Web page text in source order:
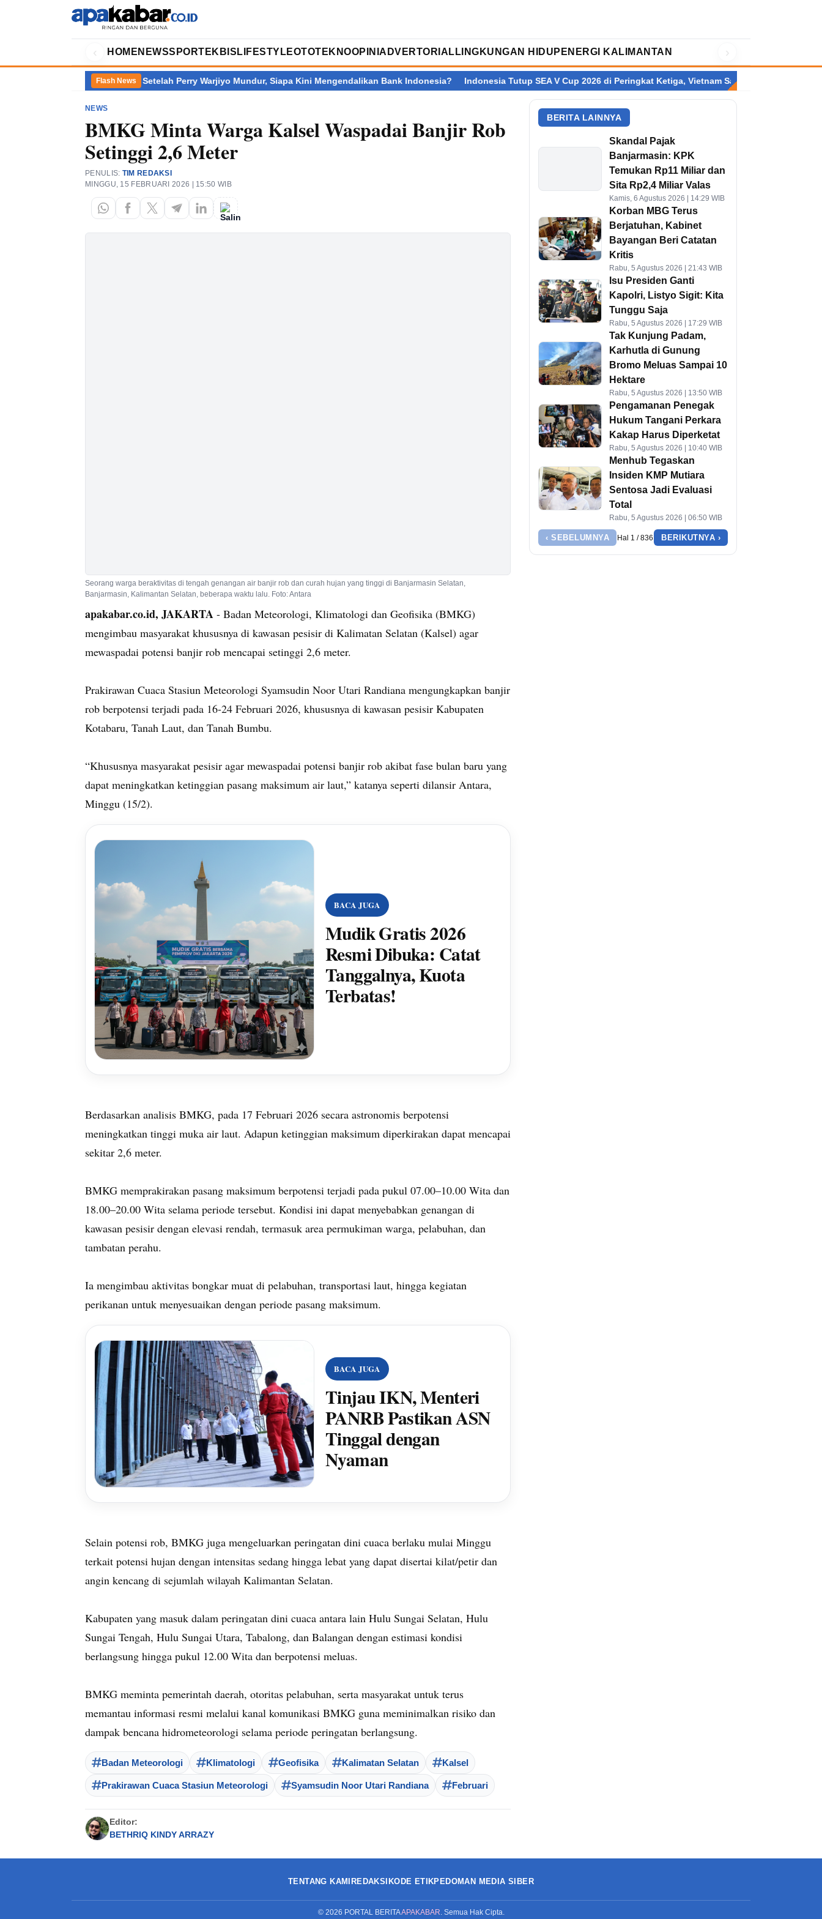
‹ HOME NEWSSPORT EKBIS LIFESTYLEOTOTEKNOOPINI ADVERTORIAL LINGKUNGAN HIDUP ENERGI KALIMANTAN ›
Flash News
Setelah Perry Warjiyo Mundur, Siapa Kini Mengendalikan Bank Indonesia? Indonesia Tutup SEA V Cup 2026 di Peringkat Ketiga, Vietnam Sabet Gelar Juara
NEWS
BMKG Minta Warga Kalsel Waspadai Banjir Rob
Setinggi 2,6 Meter
PENULIS: TIM REDAKSI
MINGGU, 15 FEBRUARI 2026 | 15:50 WIB
Seorang warga beraktivitas di tengah genangan air banjir rob dan curah hujan yang tinggi di Banjarmasin Selatan,
Banjarmasin, Kalimantan Selatan, beberapa waktu lalu. Foto: Antara
apakabar.co.id, JAKARTA - Badan Meteorologi, Klimatologi dan Geofisika (BMKG)
mengimbau masyarakat khususnya di kawasan pesisir di Kalimatan Selatan (Kalsel) agar
mewaspadai potensi banjir rob mencapai setinggi 2,6 meter.
Prakirawan Cuaca Stasiun Meteorologi Syamsudin Noor Utari Randiana mengungkapkan banjir
rob berpotensi terjadi pada 16-24 Februari 2026, khususnya di kawasan pesisir Kabupaten
Kotabaru, Tanah Laut, dan Tanah Bumbu.
“Khususnya masyarakat pesisir agar mewaspadai potensi banjir rob akibat fase bulan baru yang
dapat meningkatkan ketinggian pasang maksimum air laut,” katanya seperti dilansir Antara,
Minggu (15/2).
BACA JUGA
Mudik Gratis 2026
Resmi Dibuka: Catat
Tanggalnya, Kuota
Terbatas!
Berdasarkan analisis BMKG, pada 17 Februari 2026 secara astronomis berpotensi
meningkatkan tinggi muka air laut. Adapun ketinggian maksimum diperkirakan dapat mencapai
sekitar 2,6 meter.
BMKG memprakirakan pasang maksimum berpotensi terjadi pada pukul 07.00–10.00 Wita dan
18.00–20.00 Wita selama periode tersebut. Kondisi ini dapat menyebabkan genangan di
kawasan pesisir dengan elevasi rendah, termasuk area permukiman warga, pelabuhan, dan
tambatan perahu.
Ia mengimbau aktivitas bongkar muat di pelabuhan, transportasi laut, hingga kegiatan
perikanan untuk menyesuaikan dengan periode pasang maksimum.
BACA JUGA
Tinjau IKN, Menteri
PANRB Pastikan ASN
Tinggal dengan
Nyaman
Selain potensi rob, BMKG juga mengeluarkan peringatan dini cuaca berlaku mulai Minggu
terkait potensi hujan dengan intensitas sedang hingga lebat yang dapat disertai kilat/petir dan
angin kencang di sejumlah wilayah Kalimantan Selatan.
Kabupaten yang masuk dalam peringatan dini cuaca antara lain Hulu Sungai Selatan, Hulu
Sungai Tengah, Hulu Sungai Utara, Tabalong, dan Balangan dengan estimasi kondisi
berlangsung hingga pukul 12.00 Wita dan berpotensi meluas.
BMKG meminta pemerintah daerah, otoritas pelabuhan, serta masyarakat untuk terus
memantau informasi resmi melalui kanal komunikasi BMKG guna meminimalkan risiko dan
dampak bencana hidrometeorologi selama periode peringatan berlangsung.
Badan Meteorologi Klimatologi Geofisika Kalimatan Selatan Kalsel
Prakirawan Cuaca Stasiun Meteorologi Syamsudin Noor Utari Randiana Februari
Editor:
BETHRIQ KINDY ARRAZY
BERITA LAINNYA
Skandal Pajak
Banjarmasin: KPK
Temukan Rp11 Miliar dan
Sita Rp2,4 Miliar Valas
Kamis, 6 Agustus 2026 | 14:29 WIB
Korban MBG Terus
Berjatuhan, Kabinet
Bayangan Beri Catatan
Kritis
Rabu, 5 Agustus 2026 | 21:43 WIB
Isu Presiden Ganti
Kapolri, Listyo Sigit: Kita
Tunggu Saja
Rabu, 5 Agustus 2026 | 17:29 WIB
Tak Kunjung Padam,
Karhutla di Gunung
Bromo Meluas Sampai 10
Hektare
Rabu, 5 Agustus 2026 | 13:50 WIB
Pengamanan Penegak
Hukum Tangani Perkara
Kakap Harus Diperketat
Rabu, 5 Agustus 2026 | 10:40 WIB
Menhub Tegaskan
Insiden KMP Mutiara
Sentosa Jadi Evaluasi
Total
Rabu, 5 Agustus 2026 | 06:50 WIB
‹ SEBELUMNYA Hal 1 / 836 BERIKUTNYA ›
TENTANG KAMIREDAKSIKODE ETIKPEDOMAN MEDIA SIBER
© 2026 PORTAL BERITAAPAKABAR . Semua Hak Cipta.